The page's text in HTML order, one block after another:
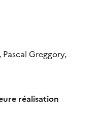
Greggory,
réalisation